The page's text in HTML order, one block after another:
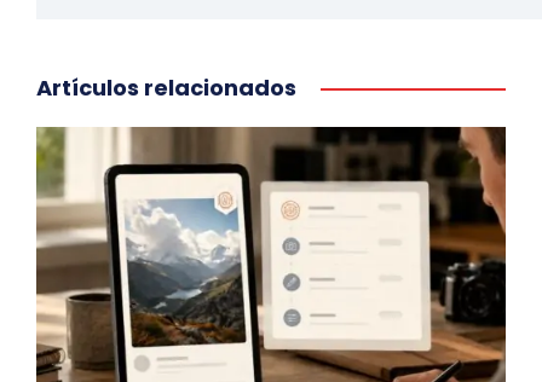
Artículos relacionados